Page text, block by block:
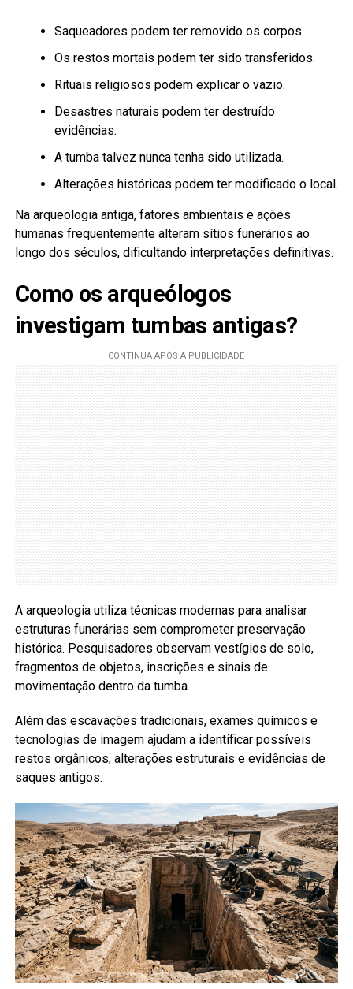
Saqueadores podem ter removido os corpos.
Os restos mortais podem ter sido transferidos.
Rituais religiosos podem explicar o vazio.
Desastres naturais podem ter destruído
evidências.
A tumba talvez nunca tenha sido utilizada.
Alterações históricas podem ter modificado o local.
Na arqueologia antiga, fatores ambientais e ações
humanas frequentemente alteram sítios funerários ao
longo dos séculos, dificultando interpretações definitivas.
Como os arqueólogos
investigam tumbas antigas?
A arqueologia utiliza técnicas modernas para analisar
estruturas funerárias sem comprometer preservação
histórica. Pesquisadores observam vestígios de solo,
fragmentos de objetos, inscrições e sinais de
movimentação dentro da tumba.
Além das escavações tradicionais, exames químicos e
tecnologias de imagem ajudam a identificar possíveis
restos orgânicos, alterações estruturais e evidências de
saques antigos.